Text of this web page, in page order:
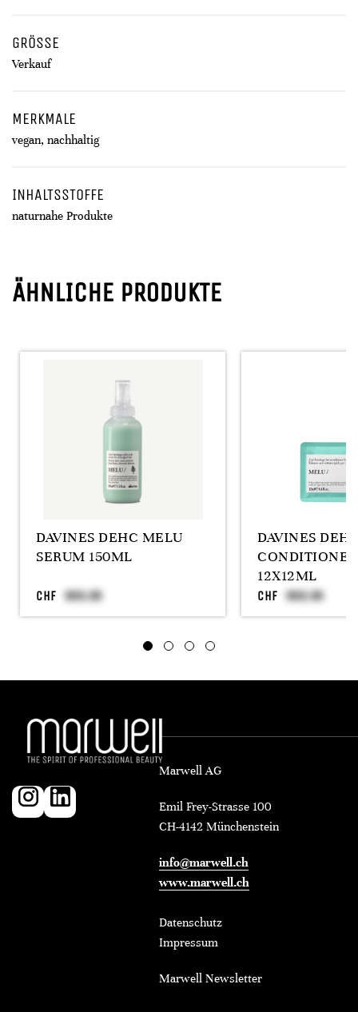
GRÖSSE
Verkauf
MERKMALE
vegan, nachhaltig
INHALTSSTOFFE
naturnahe Produkte
ÄHNLICHE PRODUKTE
DAVINES DEHC MELU
SERUM 150ML
CHF
DAVINES
12X12ML
CHF
Marwell AG
Emil Frey-Strasse 100
CH-4142 Münchenstein
info@marwell.ch
www.marwell.ch
Datenschutz
Impressum
Marwell Newsletter